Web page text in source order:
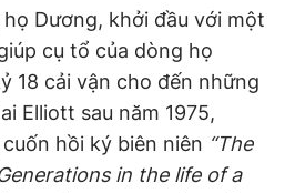
Dương, khởi đầu với một
cụ tổ của dòng họ
18 cải vận cho đến những
Elliott sau năm 1975,
hồi ký biên niên “The
in the life of a